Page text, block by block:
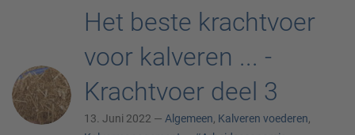
Het beste krachtvoer
voor kalveren ... -
Krachtvoer deel 3
13. Juni 2022 — Algemeen, Kalveren voederen,